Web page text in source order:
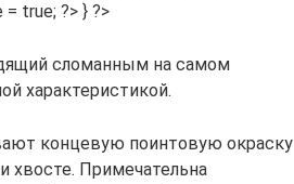
true; ?> } ?>
сломанным на самом
характеристикой.
концевую поинтовую окраску
хвосте. Примечательна